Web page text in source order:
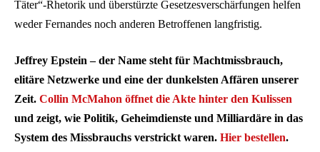
Täter“-Rhetorik und überstürzte Gesetzesverschärfungen helfen
weder Fernandes noch anderen Betroffenen langfristig.
Jeffrey Epstein – der Name steht für Machtmissbrauch,
elitäre Netzwerke und eine der dunkelsten Affären unserer
Zeit. Collin McMahon öffnet die Akte hinter den Kulissen
und zeigt, wie Politik, Geheimdienste und Milliardäre in das
System des Missbrauchs verstrickt waren. Hier bestellen.